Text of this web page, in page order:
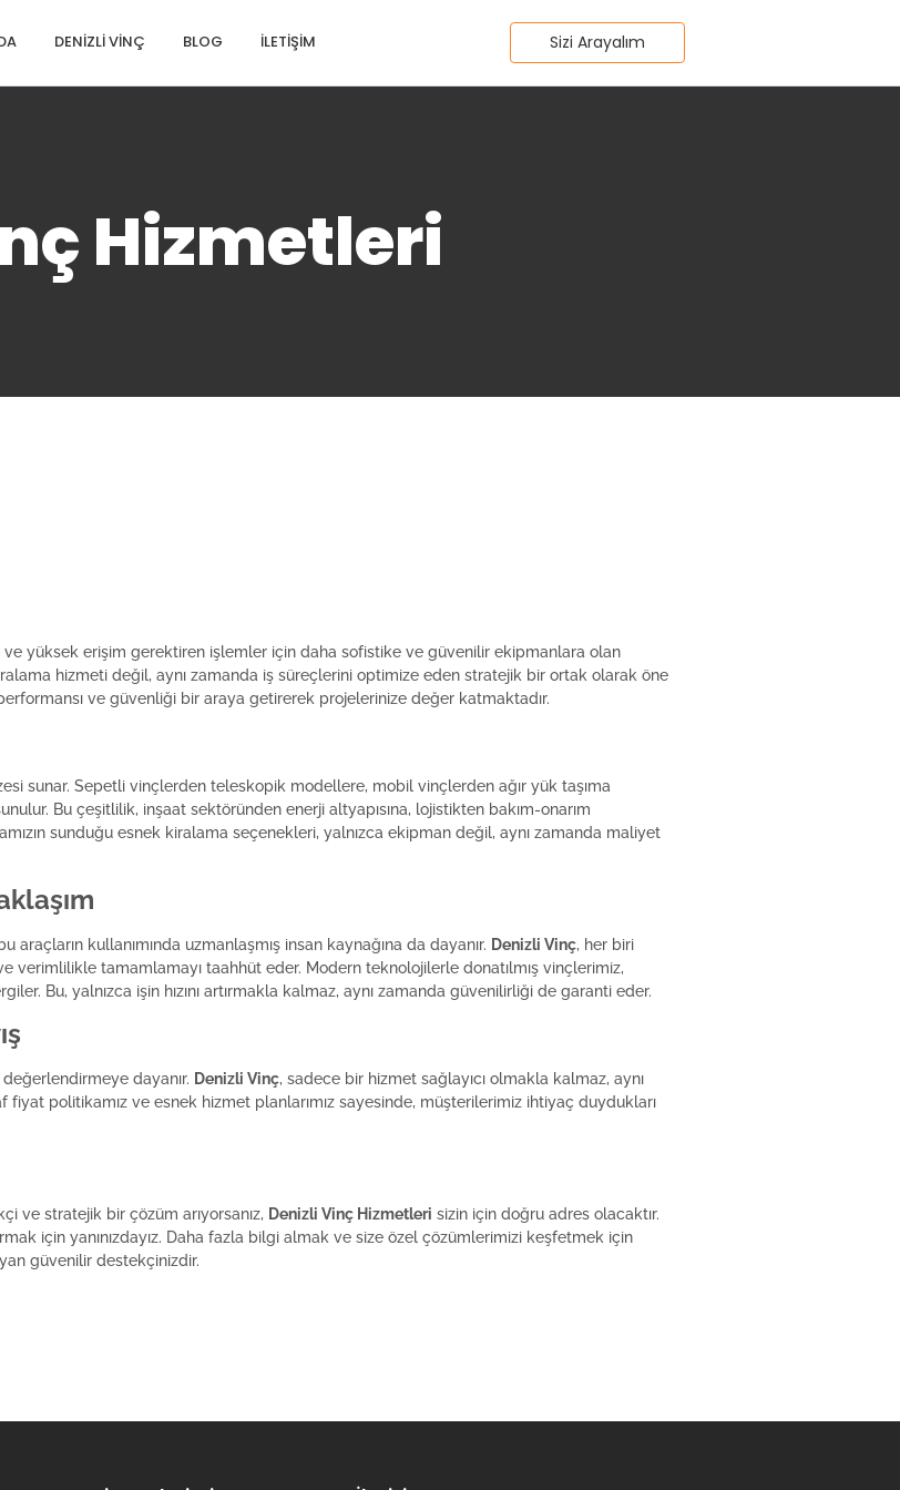
DENIZLI VINÇ BLOG İLETIŞIM Sizi Arayalım
Hizmetleri
ve yüksek erişim gerektiren işlemler için daha sofistike ve güvenilir ekipmanlara olan
hizmeti değil, aynı zamanda iş süreçlerini optimize eden stratejik bir ortak olarak öne
ve güvenliği bir araya getirerek projelerinize değer katmaktadır.
sunar. Sepetli vinçlerden teleskopik modellere, mobil vinçlerden ağır yük taşıma
Bu çeşitlilik, inşaat sektöründen enerji altyapısına, lojistikten bakım-onarım
sunduğu esnek kiralama seçenekleri, yalnızca ekipman değil, aynı zamanda maliyet
kullanımında uzmanlaşmış insan kaynağına da dayanır. Denizli Vinç, her biri
tamamlamayı taahhüt eder. Modern teknolojilerle donatılmış vinçlerimiz,
Bu, yalnızca işin hızını artırmakla kalmaz, aynı zamanda güvenilirliği de garanti eder.
dayanır. Denizli Vinç, sadece bir hizmet sağlayıcı olmakla kalmaz, aynı
fiyat politikamız ve esnek hizmet planlarımız sayesinde, müşterilerimiz ihtiyaç duydukları
ve stratejik bir çözüm arıyorsanız, Denizli Vinç Hizmetleri sizin için doğru adres olacaktır.
için yanınızdayız. Daha fazla bilgi almak ve size özel çözümlerimizi keşfetmek için
güvenilir destekçinizdir.